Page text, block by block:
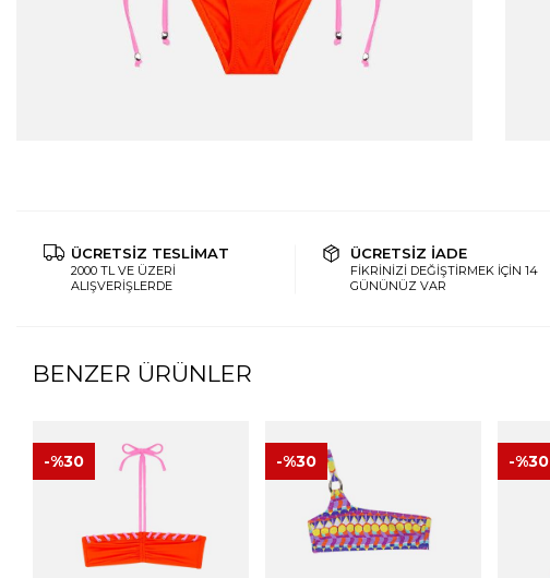
ÜCRETSİZ TESLİMAT
2000 TL VE ÜZERİ
ALIŞVERİŞLERDE
ÜCRETSİZ İADE
FİKRİNİZİ DEĞİŞTİRMEK İÇİN 14
GÜNÜNÜZ VAR
BENZER ÜRÜNLER
-%30 -%30 -%30